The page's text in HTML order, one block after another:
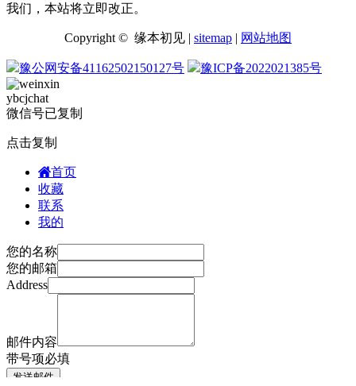
我们，本站将立即改正。
Copyright © 缘本初见 | sitemap | 网站地图
豫公网安备41162502150127号 豫ICP备2022021385号
ybcjchat
微信号已复制
点击复制
首页
收藏
联系
我的
您的名称
您的邮箱
Address
邮件内容
带号项必填
发送邮件